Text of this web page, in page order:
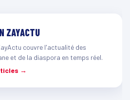
ZAYACTU
couvre l'actualité des
et de la diaspora en temps réel.
→